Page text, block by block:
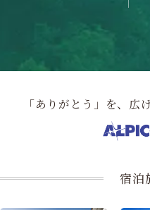
「ありがとう」を、広
宿泊